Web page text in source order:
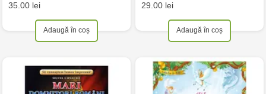
35.00 lei
Adaugă în coș
29.00 lei
Adaugă în coș